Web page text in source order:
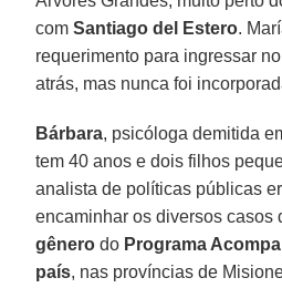
comSantiago del Estero.
requerimento para ingressar
atrás, mas nunca foi
Bárbara, psicóloga demitida
tem 40 anos e dois filhos
analista de políticas públicas
encaminhar os diversos casos
gênero do Programa
país, nas províncias de